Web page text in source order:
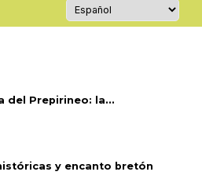
del Prepirineo: la...
y encanto bretón